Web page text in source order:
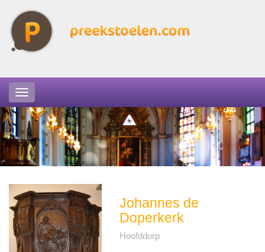
Johannes de
Doperkerk
Hoofddorp